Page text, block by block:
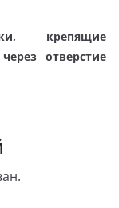
крепящие
отверстие